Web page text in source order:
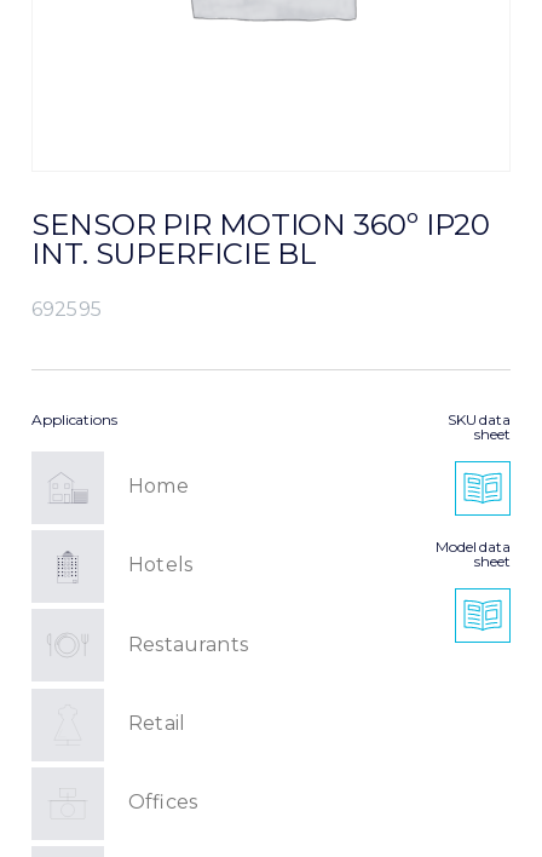
SENSOR PIR MOTION 360º IP20
INT. SUPERFICIE BL
692595
Applications
Home
Hotels
Restaurants
Retail
Offices
SKU data
sheet
Model data
sheet